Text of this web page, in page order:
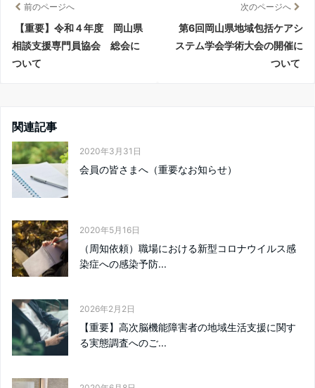
前のページへ
【重要】令和４年度 岡山県
相談支援専門員協会 総会に
ついて
次のページへ
第6回岡山県地域包括ケアシ
ステム学会学術大会の開催に
ついて
関連記事
2020年3月31日
会員の皆さまへ（重要なお知らせ）
2020年5月16日
（周知依頼）職場における新型コロナウイルス感
染症への感染予防...
2026年2月2日
【重要】高次脳機能障害者の地域生活支援に関す
る実態調査へのご...